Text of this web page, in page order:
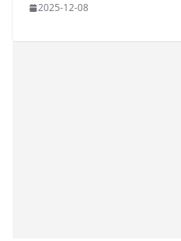
2025-12-08